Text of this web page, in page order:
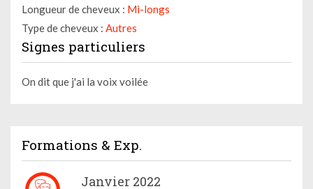
Longueur de cheveux : Mi-longs
Type de cheveux : Autres
Signes particuliers
On dit que j'ai la voix voilée
Formations & Exp.
Janvier 2022